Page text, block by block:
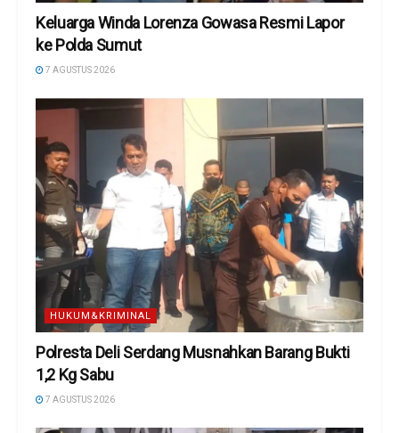
Keluarga Winda Lorenza Gowasa Resmi Lapor
ke Polda Sumut
7 AGUSTUS 2026
HUKUM&KRIMINAL
Polresta Deli Serdang Musnahkan Barang Bukti
1,2 Kg Sabu
7 AGUSTUS 2026